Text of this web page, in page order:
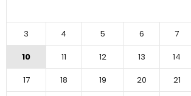
3
4 5 6 7
10
11 12 13 14
17
18 19 20 21